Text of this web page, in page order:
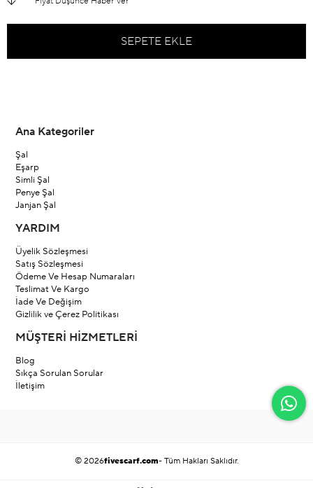
Ana Kategoriler
Şal
Eşarp
Simli Şal
Penye Şal
Janjan Şal
YARDIM
Üyelik Sözleşmesi
Satış Sözleşmesi
Ödeme Ve Hesap Numaraları
Teslimat Ve Kargo
İade Ve Değişim
Gizlilik ve Çerez Politikası
MÜŞTERİ HİZMETLERİ
Blog
Sıkça Sorulan Sorular
İletişim
© 2026fivescarf.com- Tüm Hakları Saklıdır.